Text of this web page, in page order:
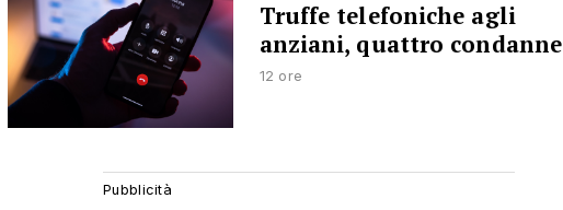
Truffe telefoniche agli
anziani, quattro condanne
12 ore